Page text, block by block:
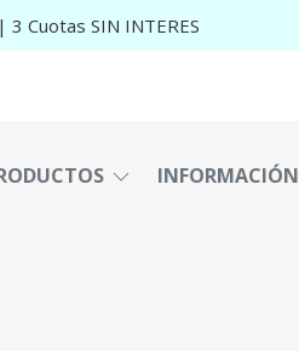
Cuotas SIN INTERES
INFORMACIÓN